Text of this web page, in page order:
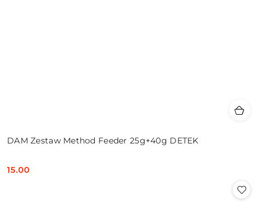
DAM Zestaw Method Feeder 25g+40g DETEK
Cena:
15.00